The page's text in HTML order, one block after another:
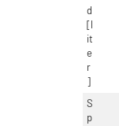
d
it
e
r
S
p